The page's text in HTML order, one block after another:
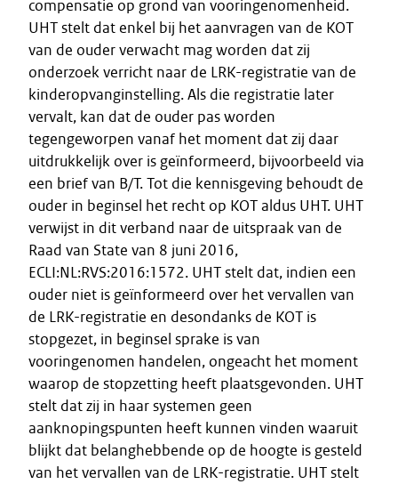
compensatie op grond van vooringenomenheid.
UHT stelt dat enkel bij het aanvragen van de KOT
van de ouder verwacht mag worden dat zij
onderzoek verricht naar de LRK-registratie van de
kinderopvanginstelling. Als die registratie later
vervalt, kan dat de ouder pas worden
tegengeworpen vanaf het moment dat zij daar
uitdrukkelijk over is geïnformeerd, bijvoorbeeld via
een brief van B/T. Tot die kennisgeving behoudt de
ouder in beginsel het recht op KOT aldus UHT. UHT
verwijst in dit verband naar de uitspraak van de
Raad van State van 8 juni 2016,
ECLI:NL:RVS:2016:1572. UHT stelt dat, indien een
ouder niet is geïnformeerd over het vervallen van
de LRK-registratie en desondanks de KOT is
stopgezet, in beginsel sprake is van
vooringenomen handelen, ongeacht het moment
waarop de stopzetting heeft plaatsgevonden. UHT
stelt dat zij in haar systemen geen
aanknopingspunten heeft kunnen vinden waaruit
blijkt dat belanghebbende op de hoogte is gesteld
van het vervallen van de LRK-registratie. UHT stelt